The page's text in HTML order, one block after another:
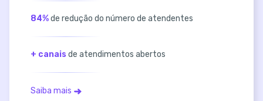
84%de redução do número de atendentes
+ canais de atendimentos abertos
Saiba mais